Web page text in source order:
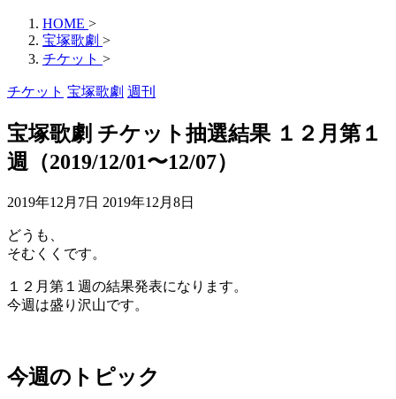
HOME >
宝塚歌劇 >
チケット >
チケット 宝塚歌劇 週刊
宝塚歌劇 チケット抽選結果 １２月第１
週（2019/12/01〜12/07）
2019年12月7日 2019年12月8日
どうも、
そむくくです。
１２月第１週の結果発表になります。
今週は盛り沢山です。
今週のトピック